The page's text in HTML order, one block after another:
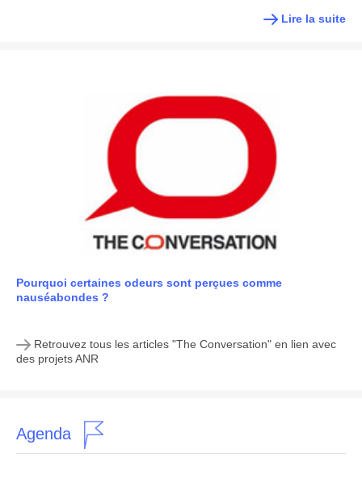
Lire la suite
Pourquoi certaines odeurs sont perçues comme
nauséabondes ?
Retrouvez tous les articles "The Conversation" en lien avec
des projets ANR
Agenda